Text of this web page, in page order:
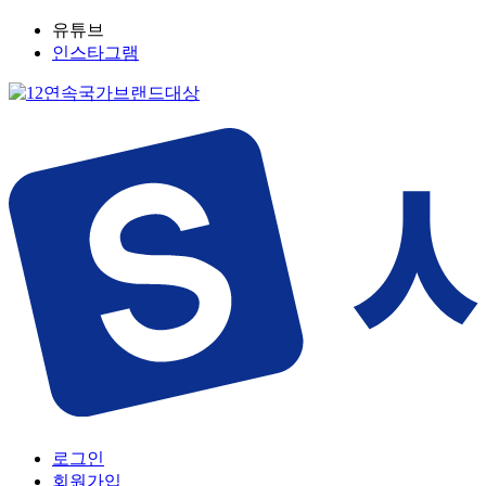
유튜브
인스타그램
로그인
회원가입